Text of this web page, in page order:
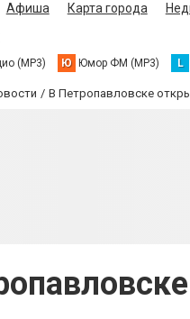
Афиша Карта города
(MP3) Ю Юмор ФМ (MP3) L
В Петропавловске